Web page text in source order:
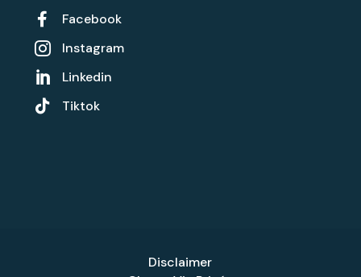
 Facebook
 Instagram

Linkedin

Tiktok
Disclaimer